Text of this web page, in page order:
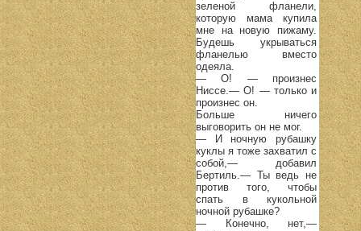
зеленой фланели,
которую мама купила
мне на новую пижаму.
Будешь укрываться
фланелью вместо
одеяла.
— О! — произнес
Ниссе.— О! — только и
произнес он.
Больше ничего
выговорить он не мог.
— И ночную рубашку
куклы я тоже захватил с
собой,— добавил
Бертиль.— Ты ведь не
против того, чтобы
спать в кукольной
ночной рубашке?
— Конечно, нет,—